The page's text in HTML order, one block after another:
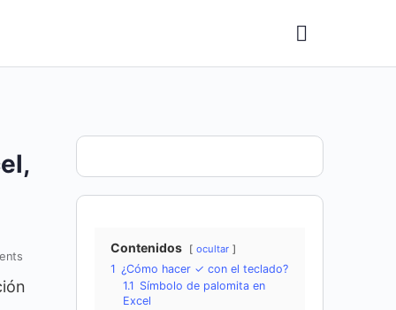
Contenidos ocultar
1 ¿Cómo hacer ✓ con el teclado?
1.1 Símbolo de palomita en
Excel